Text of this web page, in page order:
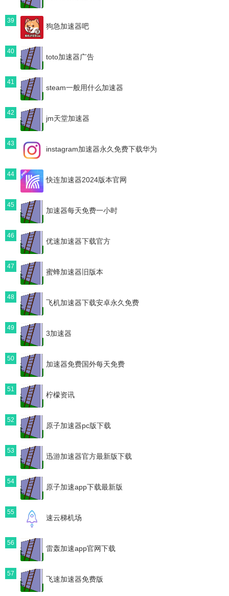
39
狗急加速器吧
40
toto加速器广告
41
steam一般用什么加速器
42
jm天堂加速器
43
instagram加速器永久免费下载华为
44
快连加速器2024版本官网
45
加速器每天免费一小时
46
优速加速器下载官方
47
蜜蜂加速器旧版本
48
飞机加速器下载安卓永久免费
49
3加速器
50
加速器免费国外每天免费
51
柠檬资讯
52
原子加速器pc版下载
53
迅游加速器官方最新版下载
54
原子加速app下载最新版
55
速云梯机场
56
雷轰加速app官网下载
57
飞速加速器免费版